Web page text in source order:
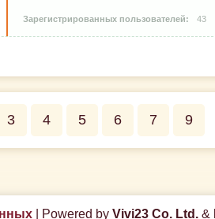
43
3 4 5 6 7 9
| Powered by Vivi23 Co. Ltd.&